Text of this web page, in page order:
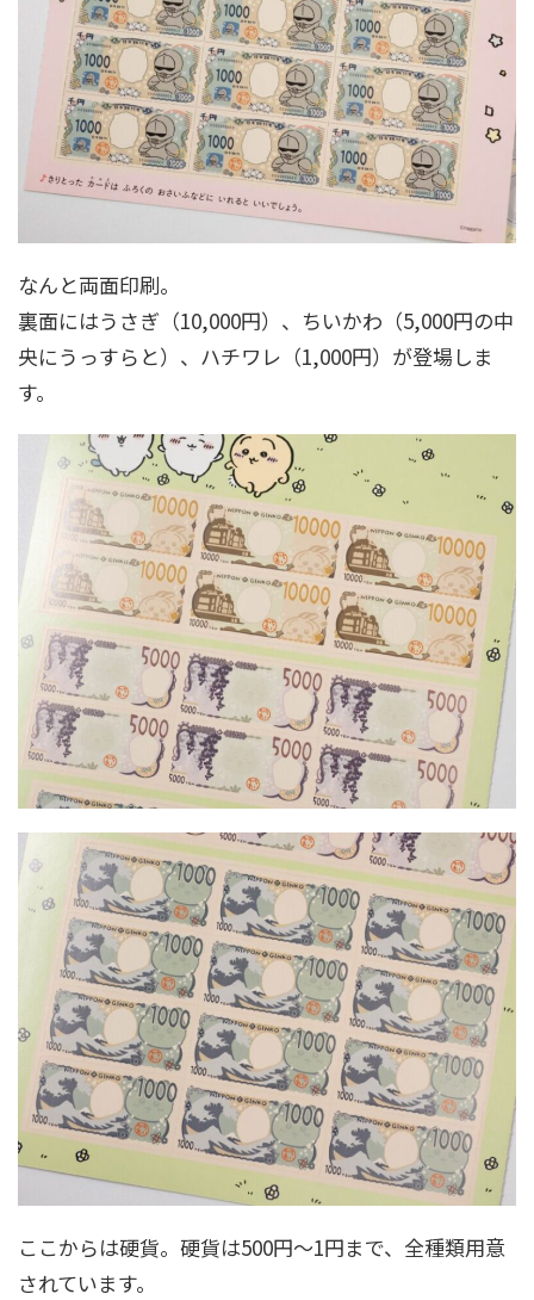
なんと両面印刷。
裏面にはうさぎ（10,000円）、ちいかわ（5,000円の中
央にうっすらと）、ハチワレ（1,000円）が登場しま
す。
ここからは硬貨。硬貨は500円～1円まで、全種類用意
されています。